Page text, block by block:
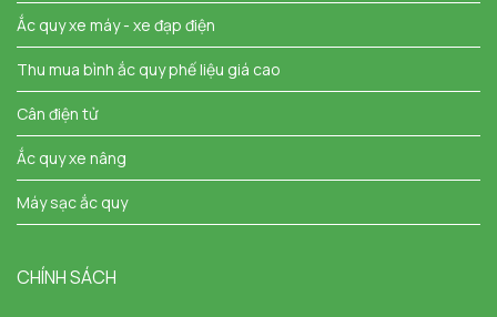
Ắc quy xe máy - xe đạp điện
Thu mua bình ắc quy phế liệu giá cao
Cân điện tử
Ắc quy xe nâng
Máy sạc ắc quy
CHÍNH SÁCH